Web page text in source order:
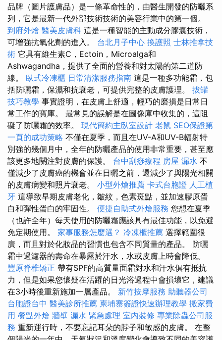
品牌（圖片護膚品）是一條革命性的，由醫生開發的防曬系
列，它是最新一代外部技術技術的美容行業中的第一個。
到府外燴 醫美皮膚科 這是一種智能的主動成分膠囊技術，
可增強抗氧化劑的進入。 台北月子中心 換護照 士林推拿技
術 它具有維生素C，Ectoin，Microalga和
Ashwagandha，提供了全面的營養和對太陽的第二道防
線。 臥式冷凍櫃 日常清潔服務指南 這是一種多功能霜，包
括防曬霜，保濕和抗衰老，可提供完整的皮膚護理。 拔罐
技巧教學 事實證明，在皮膚上舒適，輕巧的磨損是日常日
常工作的寶庫。 最常見的誤解是在圖像庫中收集的，這阻
礙了防曬霜的效率。 現代簡約主臥室設計 老鼠 SEO保證第
一頁的成功策略 不僅在夏季，而且在UV-A和UV-B輻射特
別強的幾個月中，全年的防曬產品的使用非常重要，甚至應
該更多地關注對皮膚的保護。 台中刮痧療程 房屋 漏水 不
僅減少了皮膚癌的機會並在日曬之前，還減少了與陽光相關
的皮膚病變和照片衰老。 小型外燴推薦 卡式台胞證 人工植
牙 這導致早期皮膚老化，皺紋，色素斑點，並加速膠原蛋
白和彈性蛋白的牢固性。 便捷自助式外燴服務 您想在夏季
（也許全年）每天使用的防曬霜應該具有最佳功能，以免避
免定期使用。 家事服務怎麼選？ 冷凍櫃推薦 選擇範圍很
廣，而且對於化妝品的習慣也包含不同質量的產品。 防曬
霜中過濾器的壽命在暴露於汗水，水或皮膚上時會降低。
豐原脊椎矯正 帶有SPF的高質量面霜對水和汗水俱有抵抗
力，但是如果您懷疑在活躍的日光浴過程中會損壞它，建議
在3小時後重新施加一層產品。 新竹按摩服務 助聽器公司
台胞證台中 醫美診所推薦 柬埔寨簽證快速辦理教學 搬家費
用 餐點外燴 牆壁 漏水 緊急處理 室內裝修 專業除蟲公司服
務 重新運行時，不要忘記耳朵的脖子和敏感的皮膚。 在整